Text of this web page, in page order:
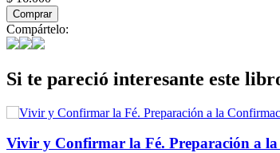
Comprar
Compártelo:
Si te pareció interesante este
Vivir y Confirmar la Fé. Preparación a